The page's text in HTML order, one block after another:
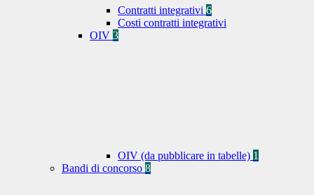
Contratti integrativi 6
Costi contratti integrativi
OIV 3
OIV (da pubblicare in tabelle) 1
Bandi di concorso 8